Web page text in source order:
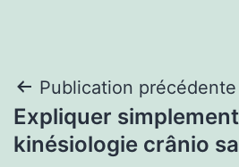
Navigation
de
Publication précédente
Expliquer
kinésiologie crânio